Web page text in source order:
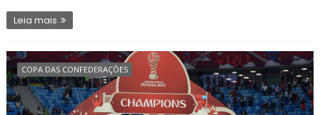
Leia mais
COPA DAS CONFEDERAÇÕES